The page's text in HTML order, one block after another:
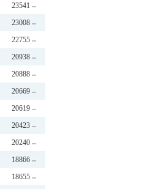
23541
23008
22755
20938
20888
20669
20619
20423
20240
18866
18655